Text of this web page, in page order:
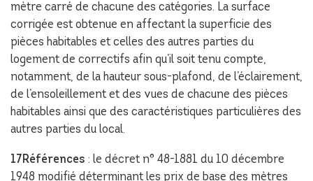
mètre carré de chacune des catégories. La surface
corrigée est obtenue en affectant la superficie des
pièces habitables et celles des autres parties du
logement de correctifs afin qu’il soit tenu compte,
notamment, de la hauteur sous-plafond, de l’éclairement,
de l’ensoleillement et des vues de chacune des pièces
habitables ainsi que des caractéristiques particulières des
autres parties du local.
17Références : le décret n° 48-1881 du 10 décembre
1948 modifié déterminant les prix de base des mètres